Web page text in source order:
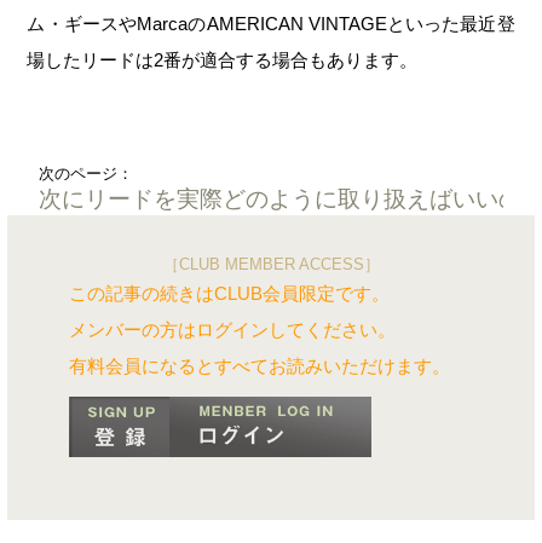
ム・ギースやMarcaのAMERICAN VINTAGEといった最近登
場したリードは2番が適合する場合もあります。
次のページ：
次にリードを実際どのように取り扱えばいいの
［CLUB MEMBER ACCESS］
この記事の続きはCLUB会員限定です。
メンバーの方はログインしてください。
有料会員になるとすべてお読みいただけます。